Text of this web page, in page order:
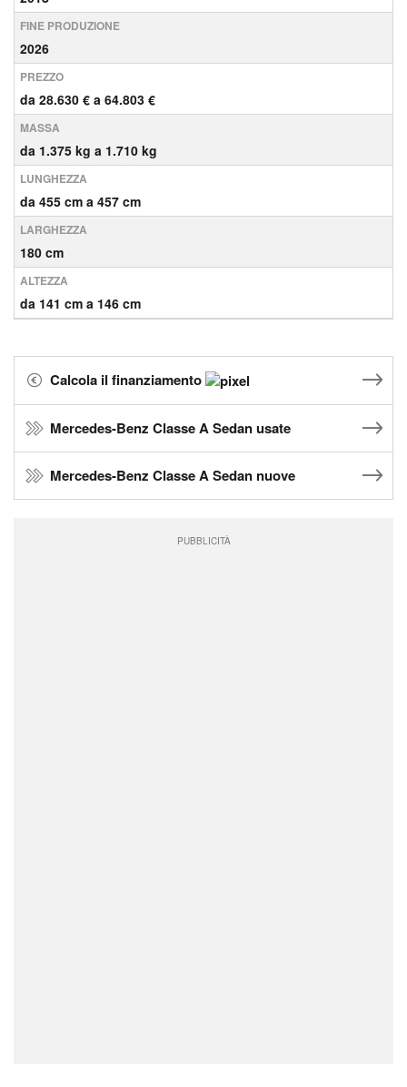
FINE PRODUZIONE
2026
PREZZO
da 28.630 € a 64.803 €
MASSA
da 1.375 kg a 1.710 kg
LUNGHEZZA
da 455 cm a 457 cm
LARGHEZZA
180 cm
ALTEZZA
da 141 cm a 146 cm
Calcola il finanziamento
Mercedes-Benz Classe A Sedan usate
Mercedes-Benz Classe A Sedan nuove
PUBBLICITÀ